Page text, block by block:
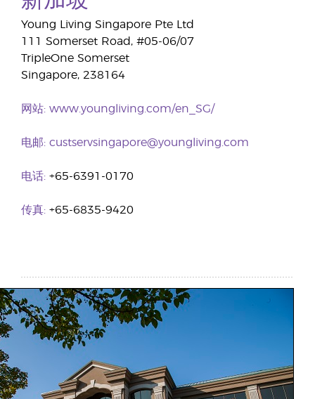
Young Living Singapore Pte Ltd
111 Somerset Road, #05-06/07
TripleOne Somerset
Singapore, 238164
网站: www.youngliving.com/en_SG/
电邮: custservsingapore@youngliving.com
电话: +65-6391-0170
传真: +65-6835-9420